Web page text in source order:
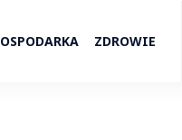
ZDROWIE